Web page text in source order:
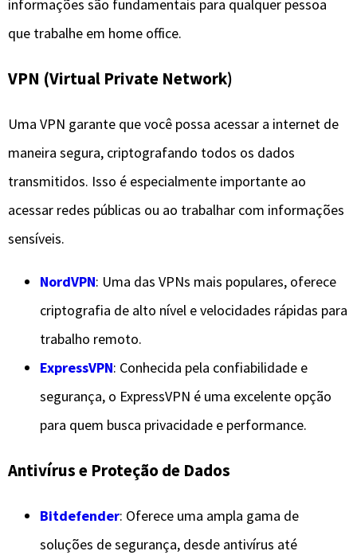
informações são fundamentais para qualquer pessoa
que trabalhe em home office.
VPN (Virtual Private Network)
Uma VPN garante que você possa acessar a internet de
maneira segura, criptografando todos os dados
transmitidos. Isso é especialmente importante ao
acessar redes públicas ou ao trabalhar com informações
sensíveis.
NordVPN: Uma das VPNs mais populares, oferece
criptografia de alto nível e velocidades rápidas para
trabalho remoto.
ExpressVPN: Conhecida pela confiabilidade e
segurança, o ExpressVPN é uma excelente opção
para quem busca privacidade e performance.
Antivírus e Proteção de Dados
Bitdefender: Oferece uma ampla gama de
soluções de segurança, desde antivírus até